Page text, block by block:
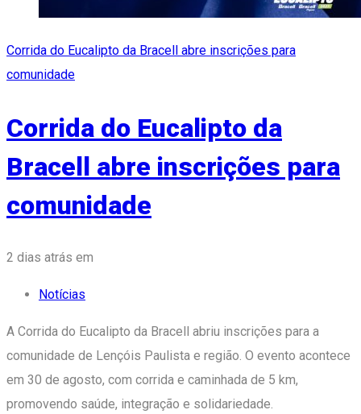
Corrida do Eucalipto da Bracell abre inscrições para
comunidade
Corrida do Eucalipto da
Bracell abre inscrições para
comunidade
2 dias atrás em
Notícias
A Corrida do Eucalipto da Bracell abriu inscrições para a
comunidade de Lençóis Paulista e região. O evento acontece
em 30 de agosto, com corrida e caminhada de 5 km,
promovendo saúde, integração e solidariedade.